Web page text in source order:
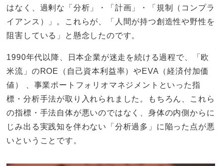
はなく、過剰な「分析」・「計画」・「規制（コンプラ
イアンス）」。これらが、「人間が持つ創造性や野性を
阻害している」と懸念したのです。
1990年代以降、日本企業が迷走を続ける過程で、「欧
米流」のROE（自己資本利益率）やEVA（経済付加価
値） 、事業ポートフォリオマネジメントといった指
標・分析手法が取り入れられました。もちろん、これら
の指標・手法自体が悪いのではなく、身体の内側からに
じみ出る実践知を伴わない「分析過多」に陥った点が悪
いということです。